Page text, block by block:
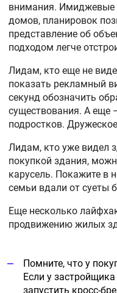
внимания. Имиджевые
домов, планировок
представление об
подходом легче
Лидам, кто еще не
показать рекламный
секунд обозначить
существования. А
подростков.
Лидам, кто уже видел
покупкой здания,
карусель. Покажите в
семьи вдали от суеты
Еще несколько
продвижению жилых
Помните, что у
Если у
запустить кросс-